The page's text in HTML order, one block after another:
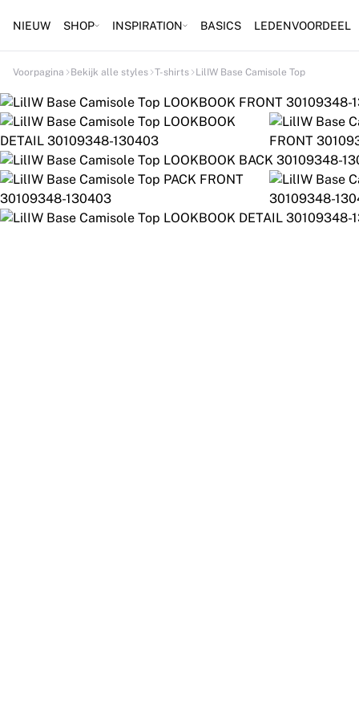
NIEUW SHOP INSPIRATION BASICS LEDENVOORDEEL
Voorpagina Bekijk alle styles T-shirts LilIW Base Camisole Top